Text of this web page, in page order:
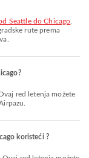
Seattle do Chicago
rute prema
koristeći ?